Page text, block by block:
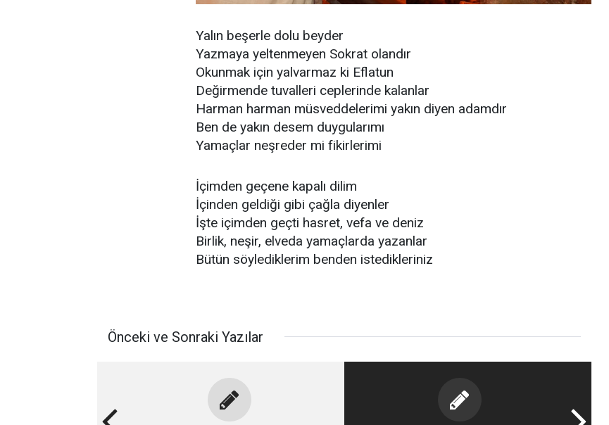
Yalın beşerle dolu beyder
Yazmaya yeltenmeyen Sokrat olandır
Okunmak için yalvarmaz ki Eflatun
Değirmende tuvalleri ceplerinde kalanlar
Harman harman müsveddelerimi yakın diyen adamdır
Ben de yakın desem duygularımı
Yamaçlar neşreder mi fikirlerimi
İçimden geçene kapalı dilim
İçinden geldiği gibi çağla diyenler
İşte içimden geçti hasret, vefa ve deniz
Birlik, neşir, elveda yamaçlarda yazanlar
Bütün söylediklerim benden istedikleriniz
Önceki ve Sonraki Yazılar